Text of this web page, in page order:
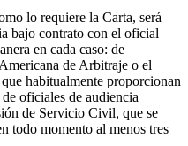
la Carta, será
bajo contrato con el oficial
en cada caso: de
de Arbitraje o el
habitualmente proporcionan
oficiales de audiencia
de Servicio Civil, que se
todo momento al menos tres